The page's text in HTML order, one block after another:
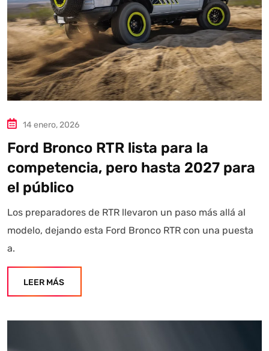
14 enero, 2026
Ford Bronco RTR lista para la
competencia, pero hasta 2027 para
el público
Los preparadores de RTR llevaron un paso más allá al
modelo, dejando esta Ford Bronco RTR con una puesta
a.
LEER MÁS